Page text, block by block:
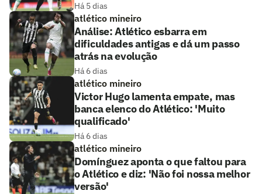
Há 5 dias
atlético mineiro
Análise: Atlético esbarra em
dificuldades antigas e dá um passo
atrás na evolução
Há 6 dias
atlético mineiro
Victor Hugo lamenta empate, mas
banca elenco do Atlético: 'Muito
qualificado'
Há 6 dias
atlético mineiro
Domínguez aponta o que faltou para
o Atlético e diz: 'Não foi nossa melhor
versão'